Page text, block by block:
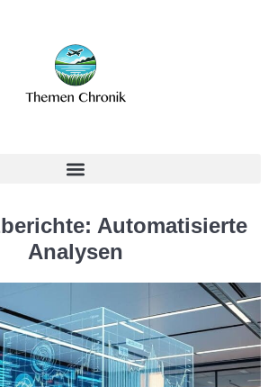
Automatisierte
Analysen